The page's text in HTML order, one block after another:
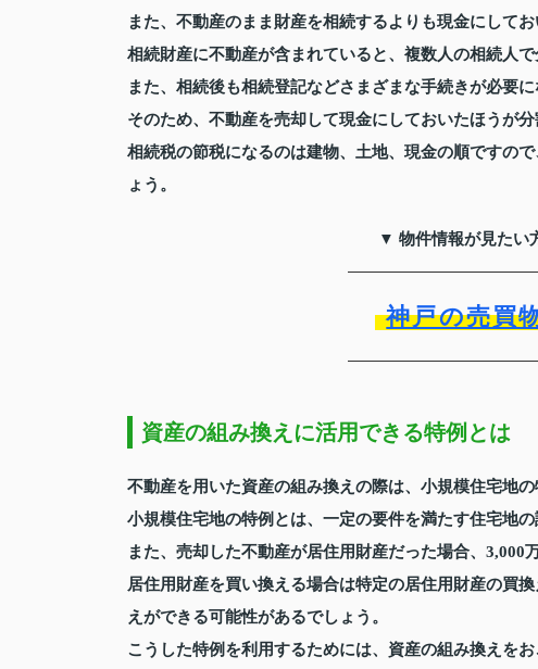
また、不動産のまま財産を相続するよりも現金にして
相続財産に不動産が含まれていると、複数人の相続人で
また、相続後も相続登記などさまざまな手続きが必要
そのため、不動産を売却して現金にしておいたほうが
相続税の節税になるのは建物、土地、現金の順ですの
ょう。
▼ 物件情報が見たい
神戸の売買
資産の組み換えに活用できる特例とは
不動産を用いた資産の組み換えの際は、小規模住宅地の
小規模住宅地の特例とは、一定の要件を満たす住宅地
また、売却した不動産が居住用財産だった場合、3,000
居住用財産を買い換える場合は特定の居住用財産の買
えができる可能性があるでしょう。
こうした特例を利用するためには、資産の組み換えを